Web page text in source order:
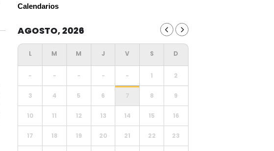
Calendarios
AGOSTO, 2026
- - - - - 1 2
3 4 5 6 7 8 9
10 11 12 13 14 15 16
17 18 19 20 21 22 23